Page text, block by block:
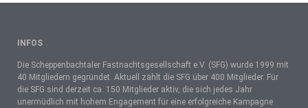
INFOS
Die Scheppenbachtaler Fastnachtsgesellschaft e.V. (SFG) wurde 1999 mit
40 Mitgliedern gegründet. Aktuell zählt die SFG über 400 Mitglieder. Für
die SFG sind derzeit ca. 150 Mitglieder aktiv, die sich jedes Jahr
unermüdlich mit hohem Engagement für eine erfolgreiche Kampagne